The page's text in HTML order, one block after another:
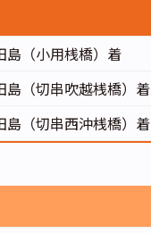
島（小用桟橋）着
島（切串吹越桟橋）着
島（切串西沖桟橋）着